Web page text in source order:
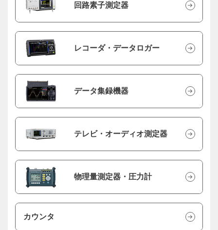
回路素子測定器
レコーダ・データロガー
データ集録機器
テレビ・オーディオ測定器
物理量測定器・圧力計
カウンタ